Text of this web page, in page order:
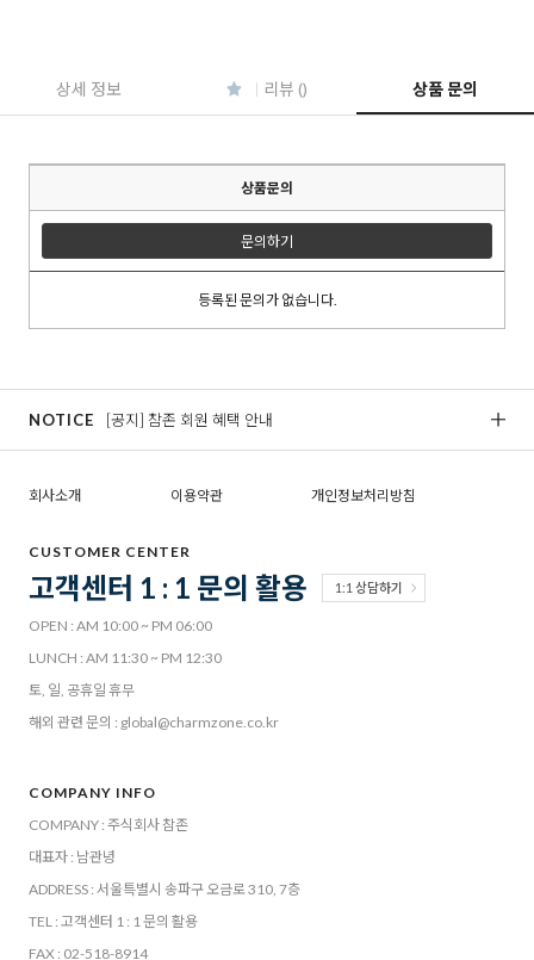
상세 정보 리뷰 () 상품 문의
상품문의
문의하기
등록된 문의가 없습니다.
NOTICE [공지] 참존 회원 혜택 안내
회사소개 이용약관 개인정보처리방침
CUSTOMER CENTER
고객센터 1 : 1 문의 활용 1:1 상담하기
OPEN : AM 10:00 ~ PM 06:00
LUNCH : AM 11:30 ~ PM 12:30
토, 일, 공휴일 휴무
해외 관련 문의 : global@charmzone.co.kr
COMPANY INFO
COMPANY : 주식회사 참존
대표자 : 남관녕
ADDRESS : 서울특별시 송파구 오금로 310, 7층
TEL : 고객센터 1 : 1 문의 활용
FAX : 02-518-8914